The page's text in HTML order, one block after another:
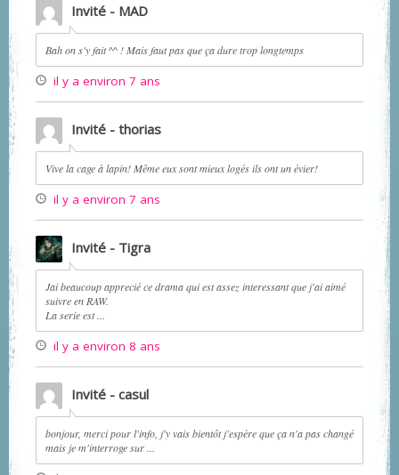
Invité - MAD
Bah on s'y fait ^^ ! Mais faut pas que ça dure trop longtemps
il y a environ 7 ans
Invité - thorias
Vive la cage à lapin! Même eux sont mieux logés ils ont un évier!
il y a environ 7 ans
Invité - Tigra
Jai beaucoup apprecié ce drama qui est assez interessant que j'ai aimé
suivre en RAW.
La serie est ...
il y a environ 8 ans
Invité - casul
bonjour, merci pour l'info, j'y vais bientôt j'espère que ça n'a pas changé
mais je m'interroge sur ...